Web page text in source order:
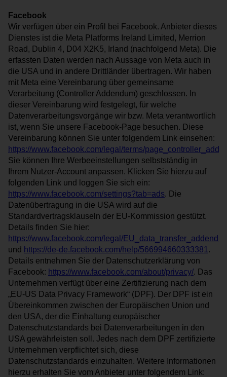
Facebook
Wir verfügen über ein Profil bei Facebook. Anbieter dieses
Dienstes ist die Meta Platforms Ireland Limited, Merrion
Road, Dublin 4, D04 X2K5, Irland (nachfolgend Meta). Die
erfassten Daten werden nach Aussage von Meta auch in
die USA und in andere Drittländer übertragen. Wir haben
mit Meta eine Vereinbarung über gemeinsame
Verarbeitung (Controller Addendum) geschlossen. In
dieser Vereinbarung wird festgelegt, für welche
Datenverarbeitungsvorgänge wir bzw. Meta verantwortlich
ist, wenn Sie unsere Facebook-Page besuchen. Diese
Vereinbarung können Sie unter folgendem Link einsehen:
https://www.facebook.com/legal/terms/
Sie können Ihre Werbeeinstellungen selbstständig in
Ihrem Nutzer-Account anpassen. Klicken Sie hierzu auf
folgenden Link und loggen Sie sich ein:
https://www.facebook.com/settings?tab=ads. Die
Datenübertragung in die USA wird auf die
Standardvertragsklauseln der EU-Kommission gestützt.
Details finden Sie hier:
https://www.facebook.com/legal/
und https://de-de.facebook.com/help/566994660333381 .
Details entnehmen Sie der Datenschutzerklärung von
Facebook: https://www.facebook.com/about/privacy/. Das
Unternehmen verfügt über eine Zertifizierung nach dem
„EU-US Data Privacy Framework“ (DPF). Der DPF ist ein
Übereinkommen zwischen der Europäischen Union und
den USA, der die Einhaltung europäischer
Datenschutzstandards bei Datenverarbeitungen in den
USA gewährleisten soll. Jedes nach dem DPF zertifizierte
Unternehmen verpflichtet sich, diese
Datenschutzstandards einzuhalten. Weitere Informationen
hierzu erhalten Sie vom Anbieter unter folgendem Link: